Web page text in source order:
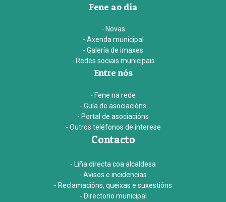
Fene ao día
- Novas
- Axenda municipal
- Galería de imaxes
- Redes sociais municipais
Entre nós
- Fene na rede
- Guía de asociacións
- Portal de asociacións
- Outros teléfonos de interese
Contacto
- Liña directa coa alcaldesa
- Avisos e incidencias
- Reclamacións, queixas e suxestións
- Directorio municipal